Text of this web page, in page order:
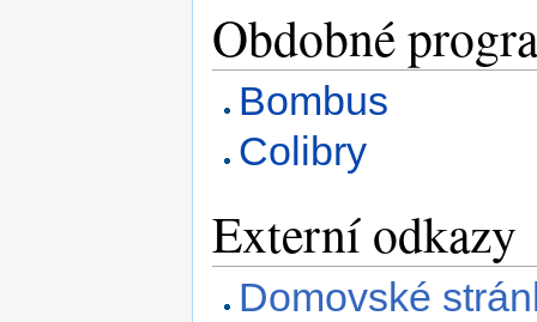
Obdobné
Bombus
Colibry
Externí odkazy
Domovské